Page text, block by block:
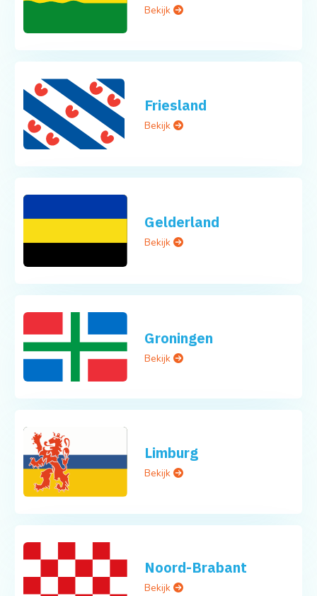
Bekijk
Friesland
Bekijk
Gelderland
Bekijk
Groningen
Bekijk
Limburg
Bekijk
Noord-Brabant
Bekijk